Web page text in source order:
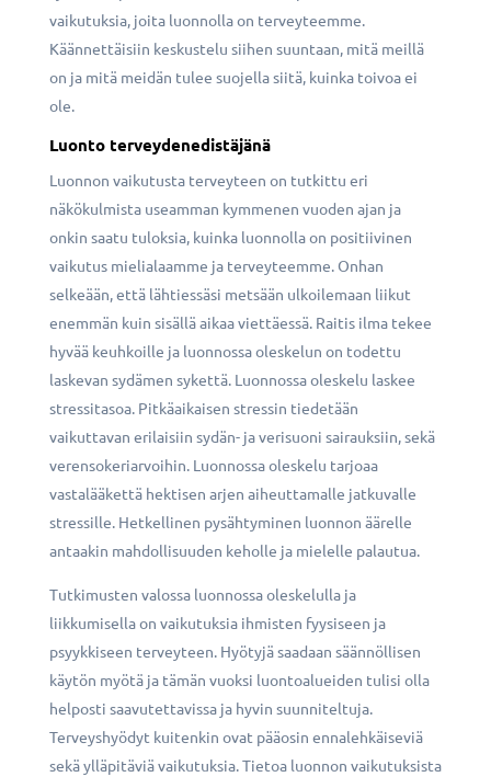
vaikutuksia, joita luonnolla on terveyteemme.
Käännettäisiin keskustelu siihen suuntaan, mitä meillä
on ja mitä meidän tulee suojella siitä, kuinka toivoa ei
ole.
Luonto terveydenedistäjänä
Luonnon vaikutusta terveyteen on tutkittu eri
näkökulmista useamman kymmenen vuoden ajan ja
onkin saatu tuloksia, kuinka luonnolla on positiivinen
vaikutus mielialaamme ja terveyteemme. Onhan
selkeään, että lähtiessäsi metsään ulkoilemaan liikut
enemmän kuin sisällä aikaa viettäessä. Raitis ilma tekee
hyvää keuhkoille ja luonnossa oleskelun on todettu
laskevan sydämen sykettä. Luonnossa oleskelu laskee
stressitasoa. Pitkäaikaisen stressin tiedetään
vaikuttavan erilaisiin sydän- ja verisuoni sairauksiin, sekä
verensokeriarvoihin. Luonnossa oleskelu tarjoaa
vastalääkettä hektisen arjen aiheuttamalle jatkuvalle
stressille. Hetkellinen pysähtyminen luonnon äärelle
antaakin mahdollisuuden keholle ja mielelle palautua.
Tutkimusten valossa luonnossa oleskelulla ja
liikkumisella on vaikutuksia ihmisten fyysiseen ja
psyykkiseen terveyteen. Hyötyjä saadaan säännöllisen
käytön myötä ja tämän vuoksi luontoalueiden tulisi olla
helposti saavutettavissa ja hyvin suunniteltuja.
Terveyshyödyt kuitenkin ovat pääosin ennalehkäiseviä
sekä ylläpitäviä vaikutuksia. Tietoa luonnon vaikutuksista